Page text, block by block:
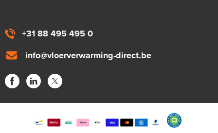
+31 88 495 495 0
info@vloerverwarming-direct.be